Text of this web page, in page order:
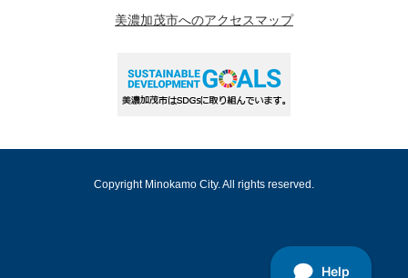
美濃加茂市へのアクセスマップ
Copyright Minokamo City. All rights reserved.